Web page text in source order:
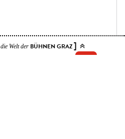
die Welt derBÜHNEN GRAZ]